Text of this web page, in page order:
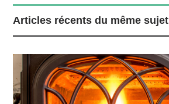
Articles récents du même sujet